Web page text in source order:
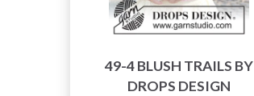
49-4 BLUSH TRAILS BY
DROPS DESIGN